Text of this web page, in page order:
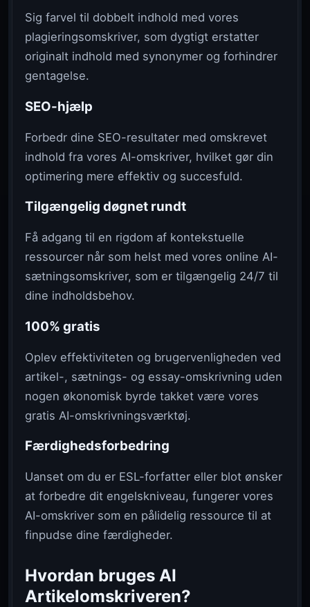
Sig farvel til dobbelt indhold med vores
plagieringsomskriver, som dygtigt erstatter
originalt indhold med synonymer og forhindrer
gentagelse.
SEO-hjælp
Forbedr dine SEO-resultater med omskrevet
indhold fra vores AI-omskriver, hvilket gør din
optimering mere effektiv og succesfuld.
Tilgængelig døgnet rundt
Få adgang til en rigdom af kontekstuelle
ressourcer når som helst med vores online AI-
sætningsomskriver, som er tilgængelig 24/7 til
dine indholdsbehov.
100% gratis
Oplev effektiviteten og brugervenligheden ved
artikel-, sætnings- og essay-omskrivning uden
nogen økonomisk byrde takket være vores
gratis AI-omskrivningsværktøj.
Færdighedsforbedring
Uanset om du er ESL-forfatter eller blot ønsker
at forbedre dit engelskniveau, fungerer vores
AI-omskriver som en pålidelig ressource til at
finpudse dine færdigheder.
Hvordan bruges AI
Artikelomskriveren?